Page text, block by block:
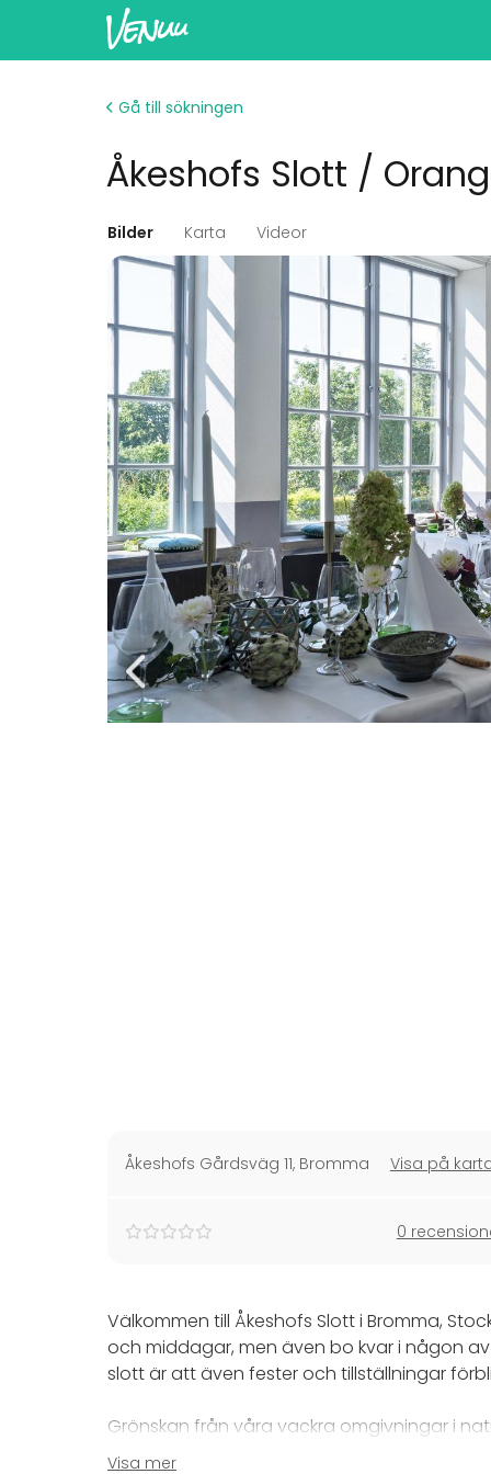
Gå till sökningen
Åkeshofs Slott /
Bilder Karta Videor
Åkeshofs Gårdsväg 11, Bromma Visa på
0
Välkommen till Åkeshofs Slott i Bromma,
och middagar, men även bo kvar i någon
slott är att även fester och tillställningar
Grönskan från våra vackra omgivningar i
trädgårdsstaden Bromma avspeglar sig i
Visa mer